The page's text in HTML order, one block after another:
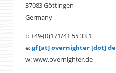
37083 Göttingen
Germany
t: +49-(0)171/41 55 33 1
e:gf [at] overnighter [dot] de
w: www.overnighter.de